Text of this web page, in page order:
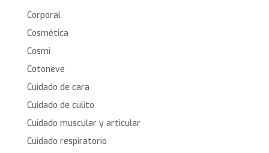
Corporal
Cosmética
Cosmi
Cotoneve
Cuidado de cara
Cuidado de culito
Cuidado muscular y articular
Cuidado respiratorio